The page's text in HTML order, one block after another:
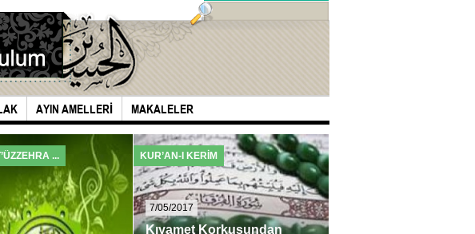
AYIN AMELLERI MAKALELER
... KUR’AN-I KERIM
7/05/2017
Kıyamet Korkusundan